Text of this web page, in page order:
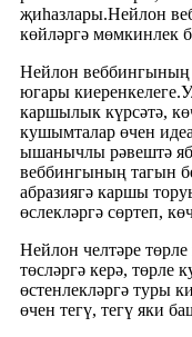
җиһазлары.Нейлон
көйләргә мөмкинлек
Нейлон веббингының
югары
каршылык күрсәтә,
кушымталар өчен
ышанычлы рәвештә
веббингының тагын
абразиягә каршы
өслекләргә сөртеп,
Нейлон челтәре
төсләргә керә, төрле
өстенлекләргә туры
өчен тегү, тегү яки